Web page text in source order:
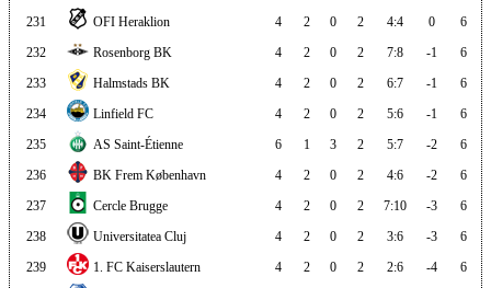
231
OFI Heraklion 4 2 0 2 4:4 0
6
232
Rosenborg BK 4 2 0 2 7:8 -1
6
233
Halmstads BK 4 2 0 2 6:7 -1
6
234
Linfield FC 4 2 0 2 5:6 -1
6
235
AS Saint-Étienne 6 1 3 2 5:7 -2
6
236
BK Frem København 4 2 0 2 4:6 -2
6
237
Cercle Brugge 4 2 0 2 7:10 -3
6
238
Universitatea Cluj 4 2 0 2 3:6 -3
6
239
1. FC Kaiserslautern 4 2 0 2 2:6 -4
6